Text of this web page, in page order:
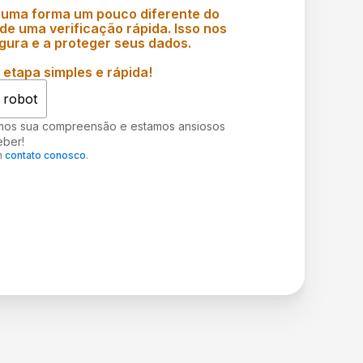
forma um pouco diferente do
uma verificação rápida. Isso nos
e a proteger seus dados.
simples e rápida!
robot
sua compreensão e estamos ansiosos
contato conosco.